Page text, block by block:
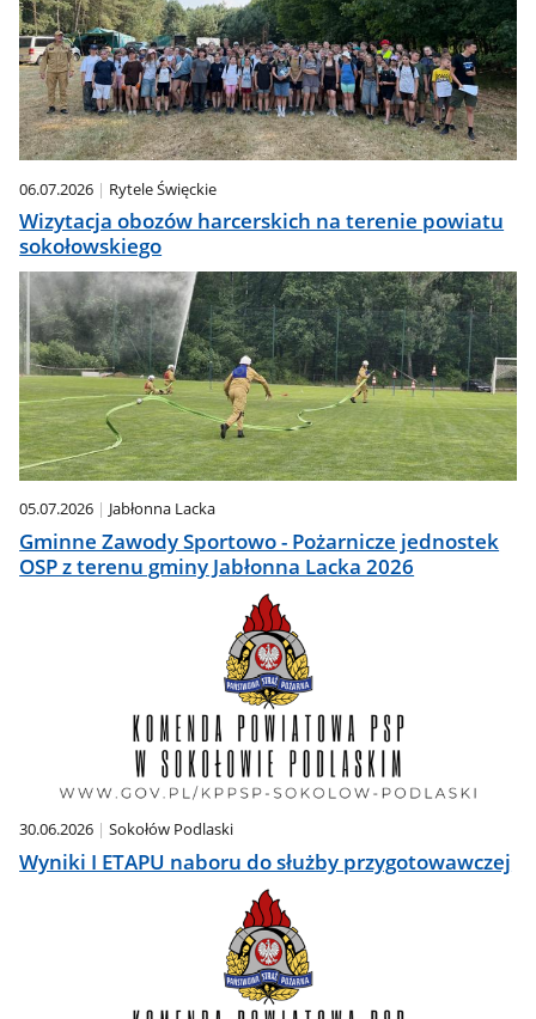
06.07.2026 Rytele Święckie
Wizytacja obozów harcerskich na terenie powiatu
sokołowskiego
05.07.2026 Jabłonna Lacka
Gminne Zawody Sportowo - Pożarnicze jednostek
OSP z terenu gminy Jabłonna Lacka 2026
30.06.2026 Sokołów Podlaski
Wyniki I ETAPU naboru do służby przygotowawczej